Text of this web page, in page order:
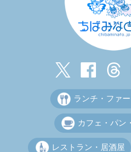
ランチ・ファ
カフェ・パン
レストラン・居酒屋